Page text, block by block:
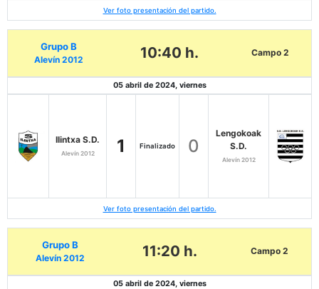
Ver foto presentación del partido.
Grupo B
Alevín 2012 10:40 h. Campo 2
05 abril de 2024, viernes
Ilintxa S.D.
Alevín 2012 1 Finalizado 0
Lengokoak
S.D.
Alevín 2012
Ver foto presentación del partido.
Grupo B
Alevín 2012 11:20 h. Campo 2
05 abril de 2024, viernes